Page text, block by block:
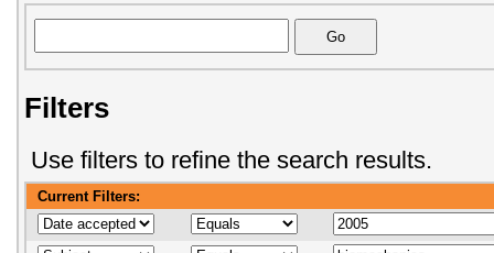
Filters
Use filters to refine the search results.
Current Filters: